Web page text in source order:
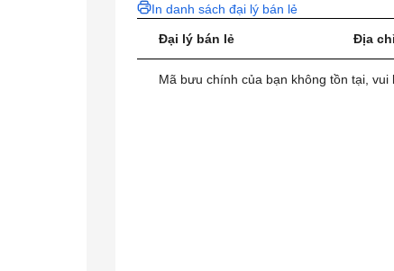
In danh sách đại lý bán lẻ
Đại lý bán lẻ Địa
Mã bưu chính của bạn không tồn tại,